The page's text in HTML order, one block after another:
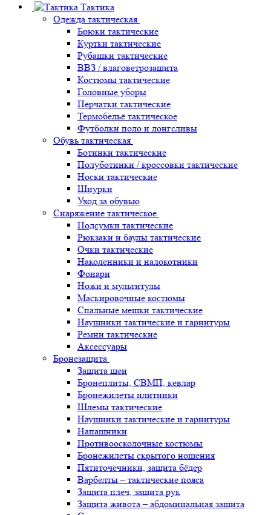
Тактика
Одежда тактическая
Брюки тактические
Куртки тактические
Рубашки тактические
ВВЗ / влаговетрозащита
Костюмы тактические
Головные уборы
Перчатки тактические
Термобельё тактическое
Футболки поло и лонгсливы
Обувь тактическая
Ботинки тактические
Полуботинки / кроссовки тактические
Носки тактические
Шнурки
Уход за обувью
Снаряжение тактическое
Подсумки тактические
Рюкзаки и баулы тактические
Очки тактические
Наколенники и налокотники
Фонари
Ножи и мультитулы
Маскировочные костюмы
Спальные мешки тактические
Наушники тактические и гарнитуры
Ремни тактические
Аксессуары
Бронезащита
Защита шеи
Бронеплиты, СВМП, кевлар
Бронежилеты плитники
Шлемы тактические
Наушники тактические и гарнитуры
Напашники
Противоосколочные костюмы
Бронежилеты скрытого ношения
Пятиточечники, защита бёдер
Варбелты – тактические пояса
Защита плеч, защита рук
Защита живота – абдоминальная защита